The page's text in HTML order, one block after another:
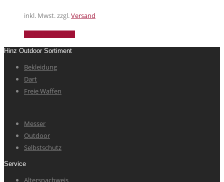
inkl. Mwst. zzgl.Versand
Hinz Outdoor Sortiment
Bekleidung
Dart
Freie Waffen
Messer
Outdoor
Selbstschutz
Service
Altersnachweis